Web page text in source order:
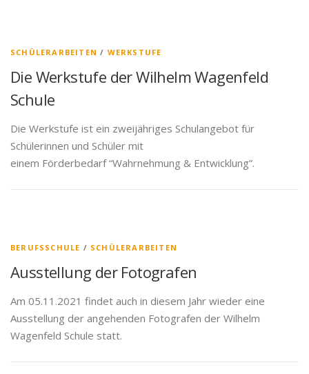
SCHÜLERARBEITEN / WERKSTUFE
Die Werkstufe der Wilhelm Wagenfeld
Schule
Die Werkstufe ist ein zweijähriges Schulangebot für
Schülerinnen und Schüler mit
einem Förderbedarf “Wahrnehmung & Entwicklung”.
BERUFSSCHULE / SCHÜLERARBEITEN
Ausstellung der Fotografen
Am 05.11.2021 findet auch in diesem Jahr wieder eine
Ausstellung der angehenden Fotografen der Wilhelm
Wagenfeld Schule statt.